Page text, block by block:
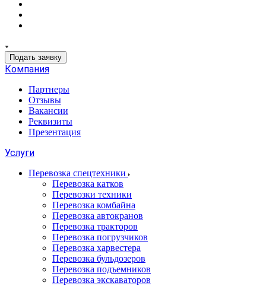
Подать заявку
Компания
Партнеры
Отзывы
Вакансии
Реквизиты
Презентация
Услуги
Перевозка спецтехники
Перевозка катков
Перевозки техники
Перевозка комбайна
Перевозка автокранов
Перевозка тракторов
Перевозка погрузчиков
Перевозка харвестера
Перевозка бульдозеров
Перевозка подъемников
Перевозка экскаваторов